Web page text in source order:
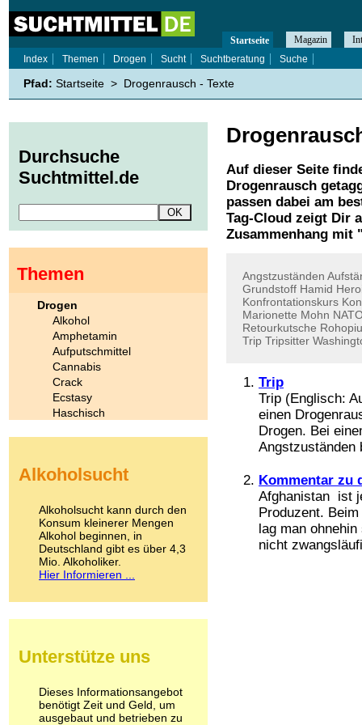
Auf dieser Seite
Drogenrausch
passen dabei am
Tag-Cloud zeigt Dir
Zusammenhang mit
Angstzuständen
Grundstoff Hamid
Konfrontationskurs
Marionette Mohn
Retourkutsche
Trip Tripsitter
Trip
Trip (Englisch:
einen
Drogen. Bei
Angstzuständen
Kommentar zu
Afghanistan ist
Produzent.
lag man
nicht
Startseite Magazin
Index
Themen Drogen Sucht Suchtberatung Suche
Pfad: Startseite > Drogenrausch - Texte
Durchsuche
Suchtmittel.de
Themen
Drogen
Alkohol
Amphetamin
Aufputschmittel
Cannabis
Crack
Ecstasy
Haschisch
Kokain
LSD
Marihuana
Medikamente
Meskalin
Metamphetamin
Methadon
Pilze
Psychopharmaka
Schlafmittel
Schmerzmittel
Alkoholsucht
Alkoholsucht kann durch den
Konsum kleinerer Mengen
Alkohol beginnen, in
Deutschland gibt es über 4,3
Mio. Alkoholiker.
Hier Informieren ...
Unterstütze uns
Dieses Informationsangebot
benötigt Zeit und Geld, um
ausgebaut und betrieben zu